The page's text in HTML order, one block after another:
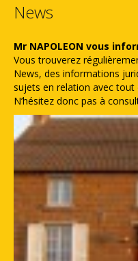
News
Mr NAPOLEON vous
Vous trouverez
News, des informations
sujets en relation avec tout
N’hésitez donc pas à